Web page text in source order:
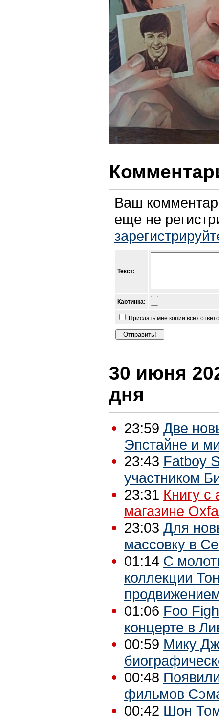
Ваш
еще не
Текст:
Картинка:
Прислать мне копии всех
30 июня
дня
23:59 Две
Эпстайне и
23:43 Fatboy
участником
23:31 Книгу
магазине
23:03 Для
массовку в
01:14 С
коллекции
01:06 Foo
концерте в
00:59 Мику
00:48
фильмов
00:42 Шон